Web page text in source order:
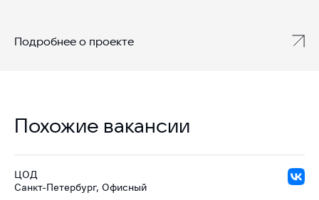
Подробнее о проекте
Похожие вакансии
ЦОД
Санкт-Петербург, Офисный